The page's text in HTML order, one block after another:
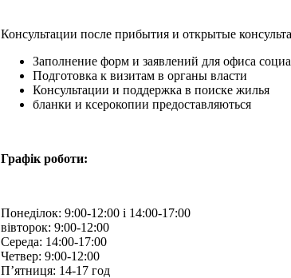
Консультации после прибытия и открытые
Заполнение форм и заявлений для офиса
Подготовка к визитам в органы власти
Консультации и поддержка в поиске жилья
бланки и ксерокопии предоставляються
Графік роботи:
Понеділок: 9:00-12:00 і 14:00-17:00
вівторок: 9:00-12:00
Середа: 14:00-17:00
Четвер: 9:00-12:00
П’ятниця: 14-17 год